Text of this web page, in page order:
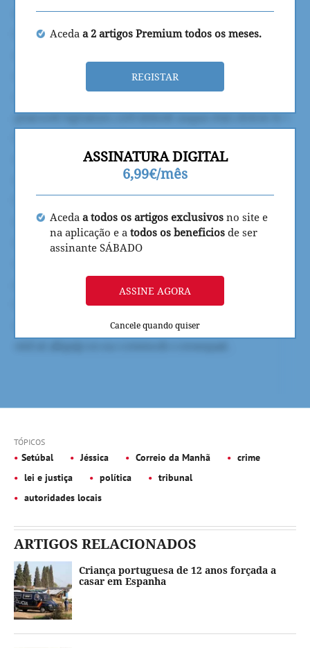
Aceda a 2 artigos Premium todos os meses.
REGISTAR
ASSINATURA DIGITAL
6,99€/mês
Aceda a todos os artigos exclusivos no site e
na aplicação e a todos os beneficios de ser
assinante SÁBADO
ASSINE AGORA
Cancele quando quiser
TÓPICOS
Setúbal Jéssica Correio da Manhã
crime
lei e justiça
política
tribunal
autoridades locais
ARTIGOS RELACIONADOS
Criança portuguesa de 12 anos forçada a
casar em Espanha